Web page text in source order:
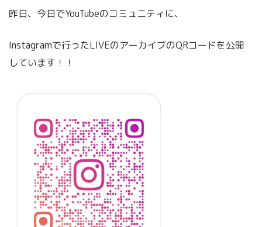
昨日、今日でYouTubeのコミュニティに、
Instagramで行ったLIVEのアーカイブのQRコードを公開
しています！！